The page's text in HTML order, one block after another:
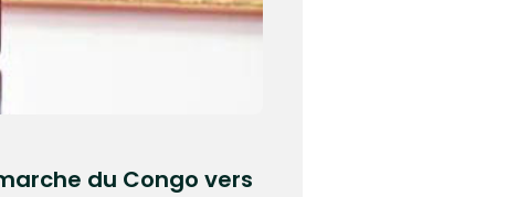
du Congo vers